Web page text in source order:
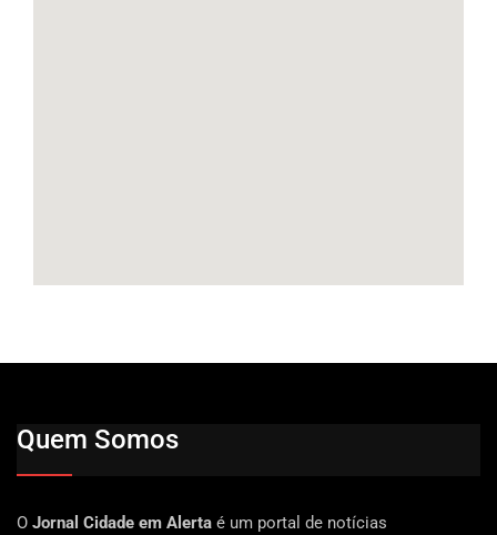
Quem Somos
O Jornal Cidade em Alerta é um portal de notícias